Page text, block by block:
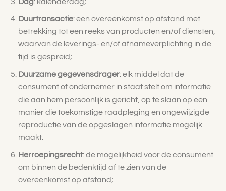
Duurtransactie: een overeenkomst op afstand met
betrekking tot een reeks van producten en/of diensten,
waarvan de leverings- en/of afnameverplichting in de
tijd is gespreid;
Duurzame gegevensdrager: elk middel dat de
consument of ondernemer in staat stelt om informatie
die aan hem persoonlijk is gericht, op te slaan op een
manier die toekomstige raadpleging en ongewijzigde
reproductie van de opgeslagen informatie mogelijk
maakt.
Herroepingsrecht: de mogelijkheid voor de consument
om binnen de bedenktijd af te zien van de
overeenkomst op afstand;